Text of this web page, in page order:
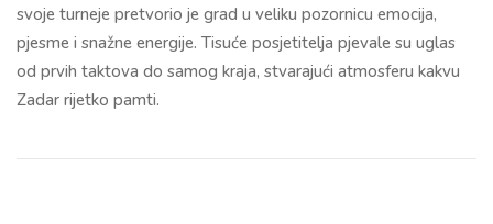
svoje turneje pretvorio je grad u veliku pozornicu emocija,
pjesme i snažne energije. Tisuće posjetitelja pjevale su uglas
od prvih taktova do samog kraja, stvarajući atmosferu kakvu
Zadar rijetko pamti.